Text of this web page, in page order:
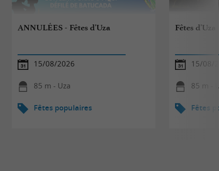
ANNULÉES - Fêtes d'Uza
15/08/2026
85 m - Uza
Fêtes populaires
Fêtes d'Uza
15/08/
85 m -
Fêtes